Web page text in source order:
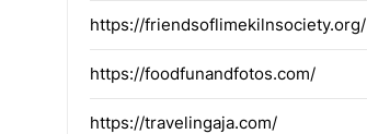
https://friendsoflimekilnsociety.org/
https://foodfunandfotos.com/
https://travelingaja.com/